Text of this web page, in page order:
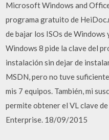
Microsoft Windows and
programa gratuito de
de bajar los ISOs de
Windows 8 pide la clave del
instalación sin dejar de
MSDN, pero no tuve
mis 7 equipos. También, mi
permite obtener el VL clave
Enterprise. 18/09/2015